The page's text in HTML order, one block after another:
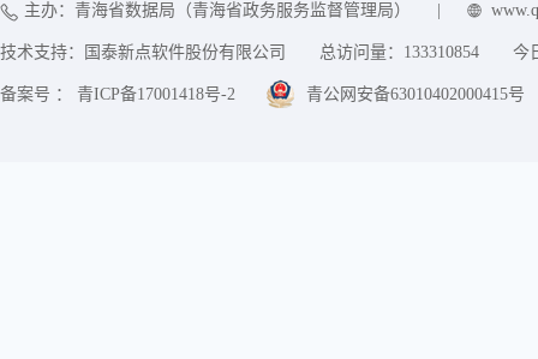
主办：青海省数据局（青海省政务服务监督管理局）
技术支持：国泰新点软件股份有限公司 总访问量： 133310854 今
备案号 ： 青ICP备17001418号-2 青公网安备63010402000415号